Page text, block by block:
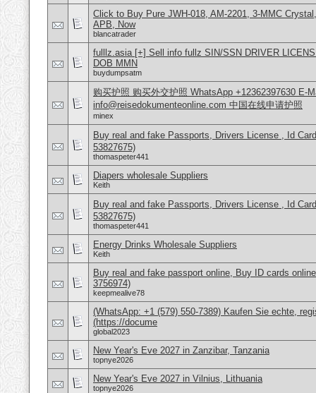
Click to Buy Pure JWH-018, AM-2201, 3-MMC
APB, Now
blancatrader
fulllz.asia [+] Sell info fullz SIN/SSN DRIVER
DOB MMN
buydumpsatm
购买护照 购买外交护照 WhatsApp +12362397630 E-
info@reisedokumenteonline.com 中国在线申请护照
minex
Buy real and fake Passports, Drivers License , Id
53827675)
thomaspeter441
Diapers wholesale Suppliers
Keith
Buy real and fake Passports, Drivers License , Id
53827675)
thomaspeter441
Energy Drinks Wholesale Suppliers
Keith
Buy real and fake passport online, Buy ID cards
3756974)
keepmealive78
(WhatsApp: +1 (579) 550-7389) Kaufen Sie echte,
(https://docume
global2023
New Year's Eve 2027 in Zanzibar, Tanzania
topnye2026
New Year's Eve 2027 in Vilnius, Lithuania
topnye2026